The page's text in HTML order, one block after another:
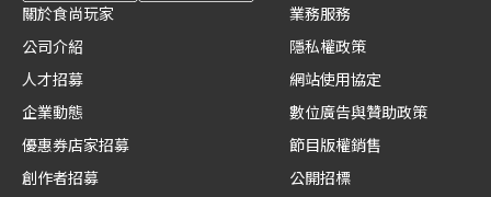
關於食尚玩家
公司介紹
人才招募
企業動態
優惠券店家招募
創作者招募
業務服務
隱私權政策
網站使用協定
數位廣告與贊助政策
節目版權銷售
公開招標